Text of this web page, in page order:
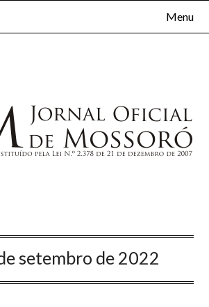
Menu
setembro de 2022